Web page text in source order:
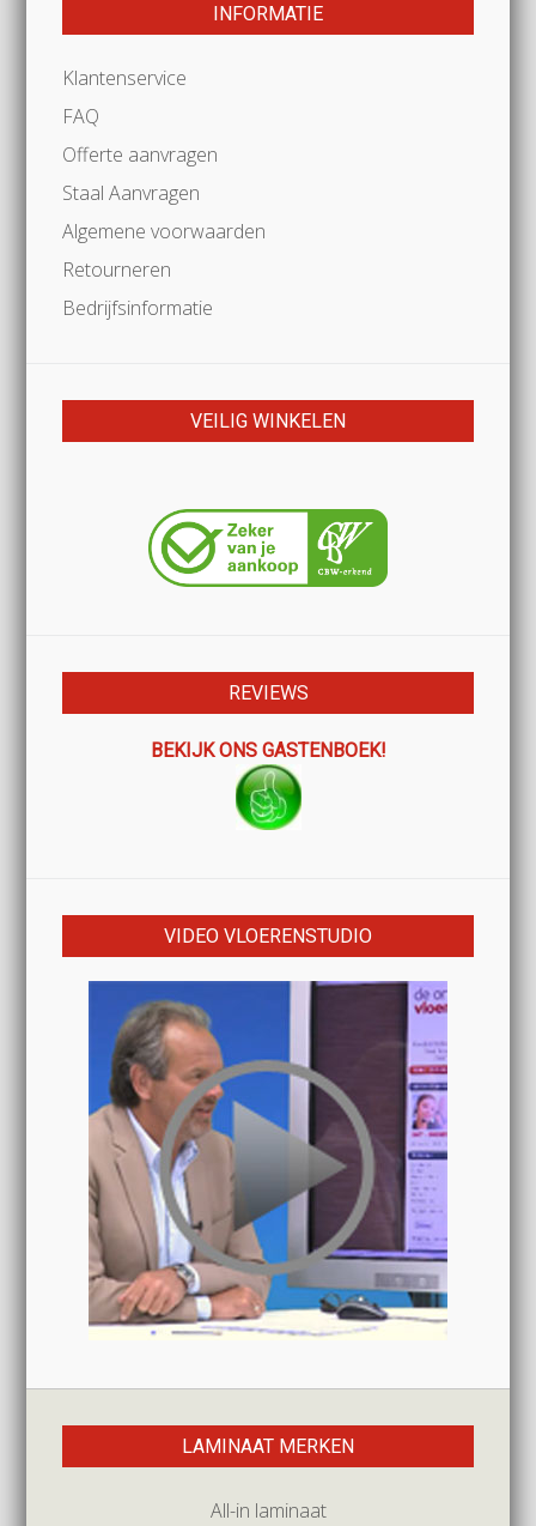
INFORMATIE
Klantenservice
FAQ
Offerte aanvragen
Staal Aanvragen
Algemene voorwaarden
Retourneren
Bedrijfsinformatie
VEILIG WINKELEN
REVIEWS
BEKIJK ONS GASTENBOEK!
VIDEO VLOERENSTUDIO
LAMINAAT MERKEN
All-in laminaat